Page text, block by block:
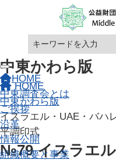
Toggle navigation
HOME
中東調査会とは
ご挨拶
沿革
情報公開
組織概要と事業
中東かわら版
HOME
中東かわら版
イスラエル・UAE・バハ
平調印式
№79 イスラエ